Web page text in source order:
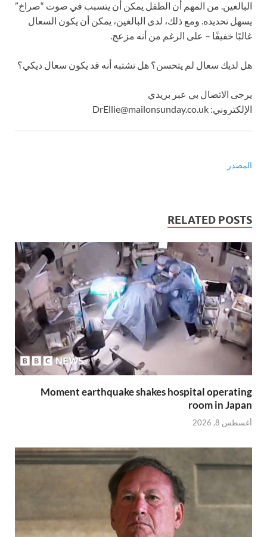
البالغين. من المهم أن الطفل يمكن أن يتسبب في صوت “صراخ”
يسهل تحديده. ومع ذلك، لدى البالغين، يمكن أن يكون السعال
غالبًا خفيفًا – على الرغم من أنه مزعج.
هل لديك سعال لم يتحسن؟ هل تشتبه أنه قد يكون سعال ديكي؟
يرجى الاتصال بي عبر بريدي
الإلكتروني: DrEllie@mailonsunday.co.uk
المصدر
RELATED POSTS
Moment earthquake shakes hospital operating
room in Japan
أغسطس 8, 2026